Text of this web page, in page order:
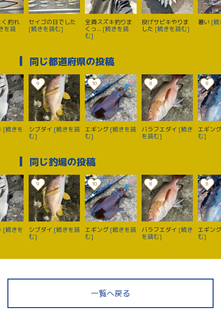
釣れ
を読
セイゴの日でした
[続きを読む]
全員スズキ釣りま
くっ... [続きを読
む]
投げサビキやりま
した [続きを読む]
暑い [続
同じ都道府県の投稿
[続きを
9
シブダイ [続きを読
む]
10
エギング [続きを読
む]
8
バラフエダイ [続き
を読む]
8
エギン
む]
同じ釣場の投稿
[続きを
9
シブダイ [続きを読
む]
10
エギング [続きを読
む]
8
バラフエダイ [続き
を読む]
8
エギン
む]
一覧へ戻る